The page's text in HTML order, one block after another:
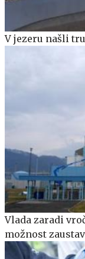
V jezeru našli
Vlada zaradi
možnost